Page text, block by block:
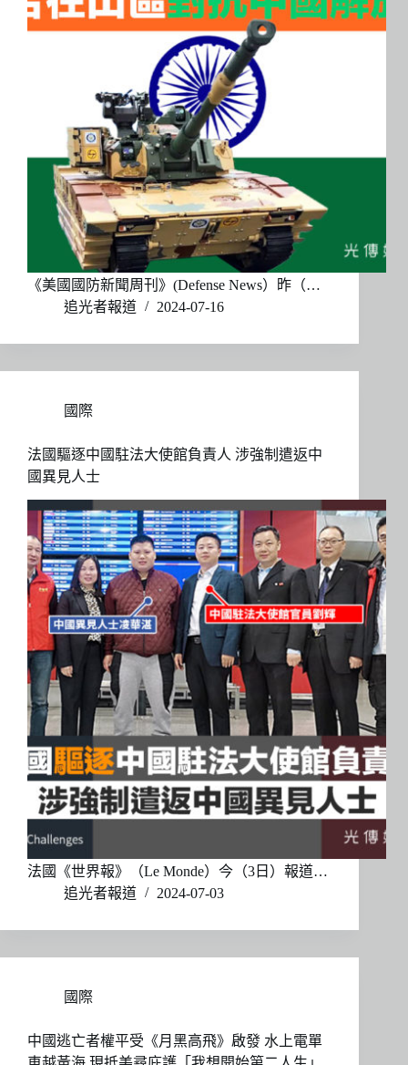
《美國國防新聞周刊》(Defense News）昨（…
追光者報道
2024-07-16
國際
法國驅逐中國駐法大使館負責人 涉強制遣返中
國異見人士
法國《世界報》（Le Monde）今（3日）報道…
追光者報道
2024-07-03
國際
中國逃亡者權平受《月黑高飛》啟發 水上電單